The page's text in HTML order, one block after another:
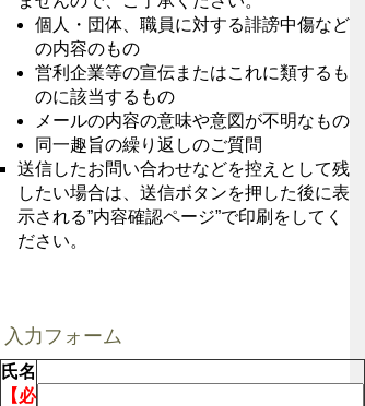
個人・団体、職員に対する誹謗中傷など
の内容のもの
営利企業等の宣伝またはこれに類するも
のに該当するもの
メールの内容の意味や意図が不明なもの
同一趣旨の繰り返しのご質問
送信したお問い合わせなどを控えとして残
したい場合は、送信ボタンを押した後に表
示される”内容確認ページ”で印刷をしてく
ださい。
入力フォーム
氏名
【必